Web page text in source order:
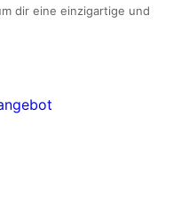
dir eine einzigartige und